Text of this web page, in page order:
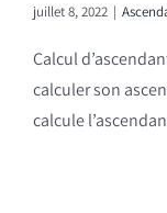
juillet 8, 2022 |
Calcul
calculer son
calcule